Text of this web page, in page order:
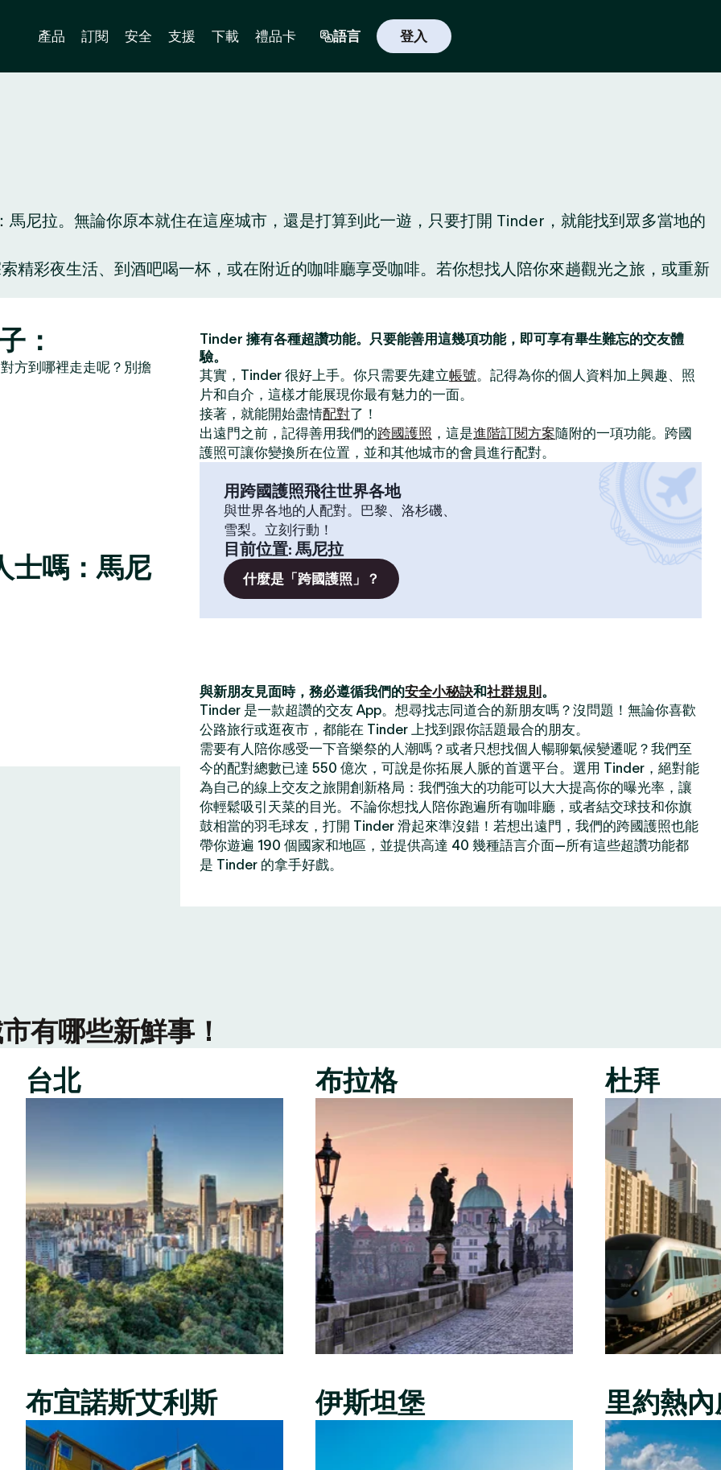
產品 訂閱 安全 支援 下載 禮品卡 語言 登入
尼拉。無論你原本就住在這座城市，還是打算到此一遊，只要打開 Tinder，就能找到眾多當地的
精彩夜生活、到酒吧喝一杯，或在附近的咖啡廳享受咖啡。若你想找人陪你來趟觀光之旅，或重新
：
方到哪裡走走呢？別擔
士嗎：馬尼
Tinder 擁有各種超讚功能。只要能善用這幾項功能，即可享有畢生難忘的交友體
驗。
其實，Tinder 很好上手。你只需要先建立帳號。記得為你的個人資料加上興趣、照
片和自介，這樣才能展現你最有魅力的一面。
接著，就能開始盡情配對了！
出遠門之前，記得善用我們的跨國護照 ，這是進階訂閱方案隨附的一項功能。跨國
護照可讓你變換所在位置，並和其他城市的會員進行配對。
用跨國護照飛往世界各地
與世界各地的人配對。巴黎、洛杉磯、
雪梨。立刻行動！
目前位置: 馬尼拉
什麼是「跨國護照」？
與新朋友見面時，務必遵循我們的安全小秘訣和社群規則 。
Tinder 是一款超讚的交友 App。想尋找志同道合的新朋友嗎？沒問題！無論你喜歡
公路旅行或逛夜市，都能在 Tinder 上找到跟你話題最合的朋友。
需要有人陪你感受一下音樂祭的人潮嗎？或者只想找個人暢聊氣候變遷呢？我們至
今的配對總數已達 550 億次，可說是你拓展人脈的首選平台。選用 Tinder，絕對能
為自己的線上交友之旅開創新格局：我們強大的功能可以大大提高你的曝光率，讓
你輕鬆吸引天菜的目光。不論你想找人陪你跑遍所有咖啡廳，或者結交球技和你旗
鼓相當的羽毛球友，打開 Tinder 滑起來準沒錯！若想出遠門，我們的跨國護照也能
帶你遊遍 190 個國家和地區，並提供高達 40 幾種語言介面—所有這些超讚功能都
是 Tinder 的拿手好戲。
有哪些新鮮事！
台北
布宜諾斯艾利斯
布拉格
伊斯坦堡
杜拜
里約熱